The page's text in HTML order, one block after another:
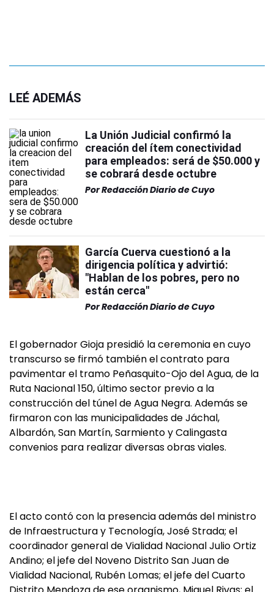
LEÉ ADEMÁS
La Unión Judicial confirmó la
creación del ítem conectividad
para empleados: será de $50.000 y
se cobrará desde octubre
PorRedacción Diario de Cuyo
García Cuerva cuestionó a la
dirigencia política y advirtió:
"Hablan de los pobres, pero no
están cerca"
PorRedacción Diario de Cuyo
El gobernador Gioja presidió la ceremonia en cuyo
transcurso se firmó también el contrato para
pavimentar el tramo Peñasquito-Ojo del Agua, de la
Ruta Nacional 150, último sector previo a la
construcción del túnel de Agua Negra. Además se
firmaron con las municipalidades de Jáchal,
Albardón, San Martín, Sarmiento y Calingasta
convenios para realizar diversas obras viales.
El acto contó con la presencia además del ministro
de Infraestructura y Tecnología, José Strada; el
coordinador general de Vialidad Nacional Julio Ortiz
Andino; el jefe del Noveno Distrito San Juan de
Vialidad Nacional, Rubén Lomas; el jefe del Cuarto